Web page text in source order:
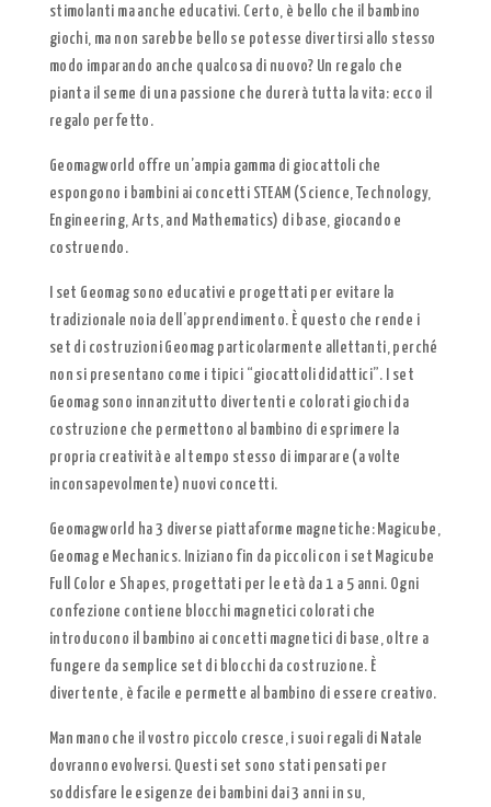
stimolanti ma anche educativi. Certo, è bello che il bambino
giochi, ma non sarebbe bello se potesse divertirsi allo stesso
modo imparando anche qualcosa di nuovo? Un regalo che
pianta il seme di una passione che durerà tutta la vita: ecco il
regalo perfetto.
Geomagworld offre un’ampia gamma di giocattoli che
espongono i bambini ai concetti STEAM (Science, Technology,
Engineering, Arts, and Mathematics) di base, giocando e
costruendo.
I set Geomag sono educativi e progettati per evitare la
tradizionale noia dell’apprendimento. È questo che rende i
set di costruzioni Geomag particolarmente allettanti, perché
non si presentano come i tipici “giocattoli didattici”. I set
Geomag sono innanzitutto divertenti e colorati giochi da
costruzione che permettono al bambino di esprimere la
propria creatività e al tempo stesso di imparare (a volte
inconsapevolmente) nuovi concetti.
Geomagworld ha 3 diverse piattaforme magnetiche: Magicube,
Geomag e Mechanics. Iniziano fin da piccoli con i set Magicube
Full Color e Shapes, progettati per le età da 1 a 5 anni. Ogni
confezione contiene blocchi magnetici colorati che
introducono il bambino ai concetti magnetici di base, oltre a
fungere da semplice set di blocchi da costruzione. È
divertente, è facile e permette al bambino di essere creativo.
Man mano che il vostro piccolo cresce, i suoi regali di Natale
dovranno evolversi. Questi set sono stati pensati per
soddisfare le esigenze dei bambini dai 3 anni in su,